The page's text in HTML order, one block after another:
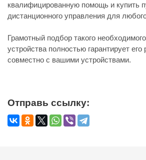
квалифицированную помощь и купить
дистанционного управления для
Грамотный подбор такого
устройства полностью гарантирует
совместно с вашими устройствами.
Отправь ссылку: